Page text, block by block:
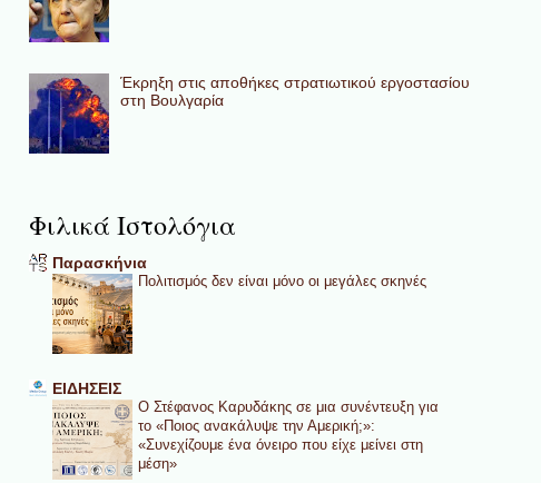
Έκρηξη στις αποθήκες στρατιωτικού εργοστασίου
στη Βουλγαρία
Φιλικά Ιστολόγια
Παρασκήνια
Πολιτισμός δεν είναι μόνο οι μεγάλες σκηνές
ΕΙΔΗΣΕΙΣ
Ο Στέφανος Καρυδάκης σε μια συνέντευξη για
το «Ποιος ανακάλυψε την Αμερική;»:
«Συνεχίζουμε ένα όνειρο που είχε μείνει στη
μέση»